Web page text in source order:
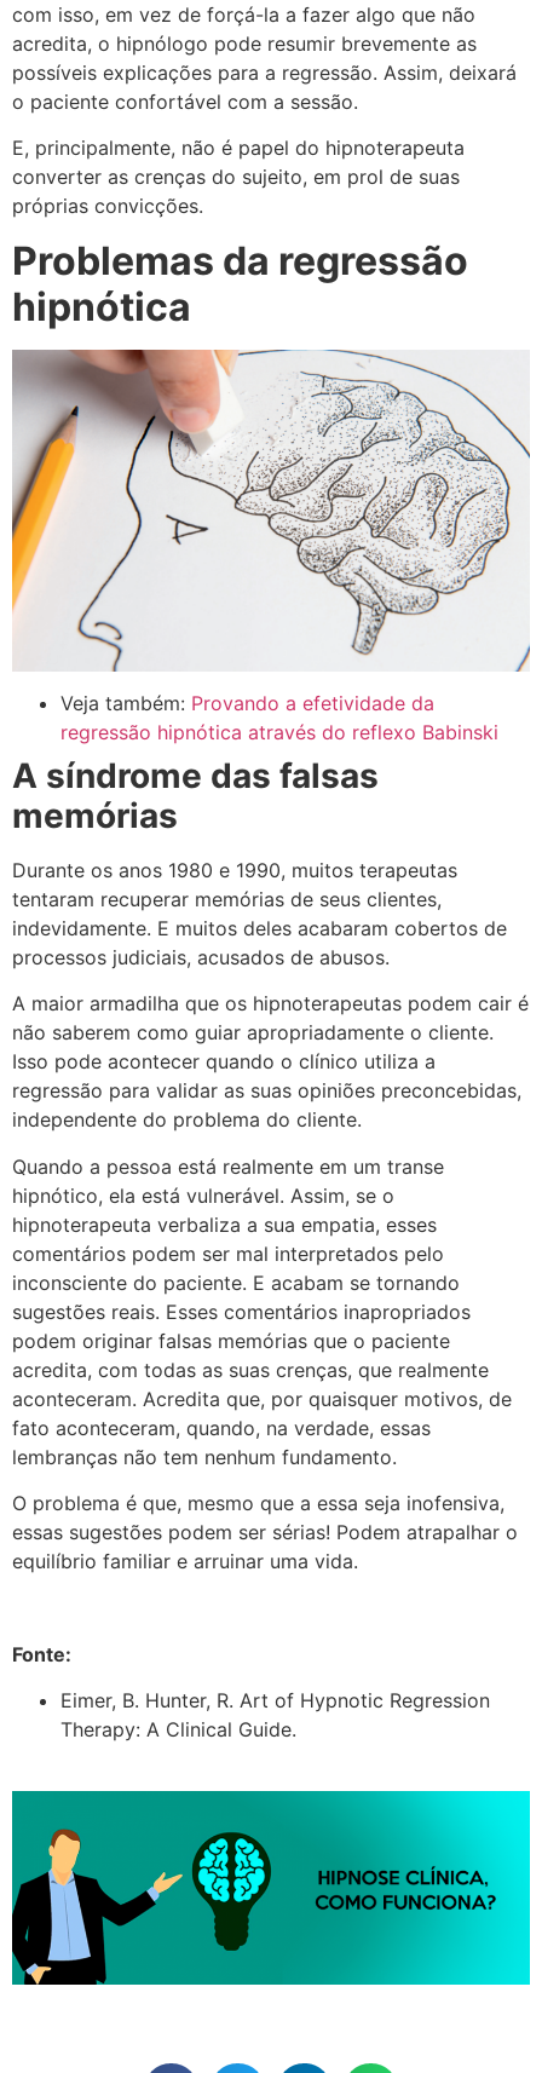
com isso, em vez de forçá-la a fazer algo que não
acredita, o hipnólogo pode resumir brevemente as
possíveis explicações para a regressão. Assim, deixará
o paciente confortável com a sessão.
E, principalmente, não é papel do hipnoterapeuta
converter as crenças do sujeito, em prol de suas
próprias convicções.
Problemas da regressão
hipnótica
Veja também: Provando a efetividade da
regressão hipnótica através do reflexo Babinski
A síndrome das falsas
memórias
Durante os anos 1980 e 1990, muitos terapeutas
tentaram recuperar memórias de seus clientes,
indevidamente. E muitos deles acabaram cobertos de
processos judiciais, acusados de abusos.
A maior armadilha que os hipnoterapeutas podem cair é
não saberem como guiar apropriadamente o cliente.
Isso pode acontecer quando o clínico utiliza a
regressão para validar as suas opiniões preconcebidas,
independente do problema do cliente.
Quando a pessoa está realmente em um transe
hipnótico, ela está vulnerável. Assim, se o
hipnoterapeuta verbaliza a sua empatia, esses
comentários podem ser mal interpretados pelo
inconsciente do paciente. E acabam se tornando
sugestões reais. Esses comentários inapropriados
podem originar falsas memórias que o paciente
acredita, com todas as suas crenças, que realmente
aconteceram. Acredita que, por quaisquer motivos, de
fato aconteceram, quando, na verdade, essas
lembranças não tem nenhum fundamento.
O problema é que, mesmo que a essa seja inofensiva,
essas sugestões podem ser sérias! Podem atrapalhar o
equilíbrio familiar e arruinar uma vida.
Fonte:
Eimer, B. Hunter, R. Art of Hypnotic Regression
Therapy: A Clinical Guide.